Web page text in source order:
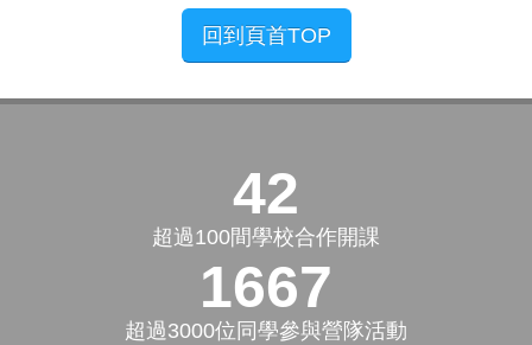
回到頁首TOP
50+
超過100間學校合作開課
2000+
超過3000位同學參與營隊活動